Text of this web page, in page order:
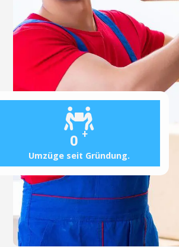
0 +
Umzüge seit Gründung.